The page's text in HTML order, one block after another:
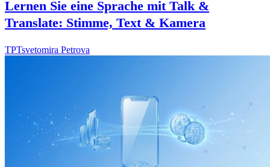
Lernen Sie eine Sprache mit Talk &
Translate: Stimme, Text & Kamera
TPTsvetomira Petrova